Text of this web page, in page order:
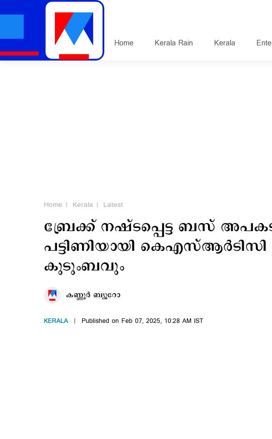
Home Kerala Rain Kerala
Home Kerala Latest
ബ്രേക്ക് നഷ്ടപ്പെട്ട ബസ്
പട്ടിണിയായി
കുടുംബവും
കണ്ണൂര്‍ ബ്യൂറോ
KERALA Published on Feb 07, 2025, 10:28 AM IST